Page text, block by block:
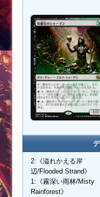
2:《溢れかえる岸
辺/Flooded Strand》
1:《霧深い雨林/Misty
Rainforest》